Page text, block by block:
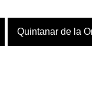
Quintanar de la